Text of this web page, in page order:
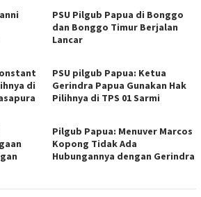
PSU Pilgub Papua di Bonggo
dan Bonggo Timur Berjalan
Lancar
di
PSU pilgub Papua: Ketua
Gerindra Papua Gunakan Hak
Pilihnya di TPS 01 Sarmi
Pilgub Papua: Menuver Marcos
Kopong Tidak Ada
Hubungannya dengan Gerindra